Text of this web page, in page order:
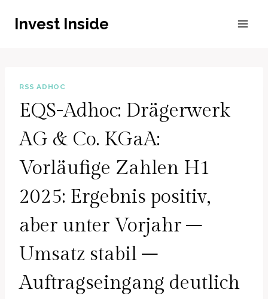
InhaltInvest Inside
RSS ADHOC
EQS-Adhoc: Drägerwerk
AG & Co. KGaA:
Vorläufige Zahlen H1
2025: Ergebnis positiv,
aber unter Vorjahr –
Umsatz stabil –
Auftragseingang deutlich